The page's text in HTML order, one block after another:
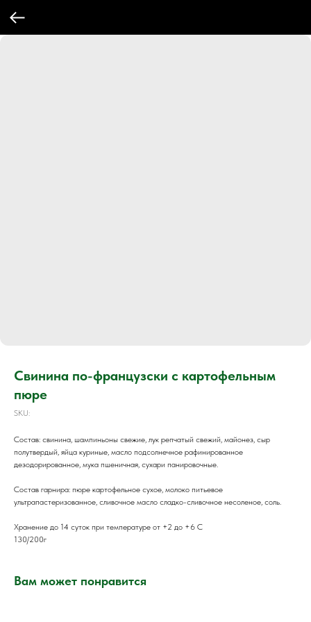
Свинина по-французски с картофельным
пюре
SKU:
Состав: свинина, шампиньоны свежие, лук репчатый свежий, майонез, сыр
полутвердый, яйца куриные, масло подсолнечное рафинированное
дезодорированное, мука пшеничная, сухари панировочные.
Состав гарнира: пюре картофельное сухое, молоко питьевое
ультрапастеризованное, сливочное масло сладко-сливочное несоленое, соль.
Хранение до 14 суток при температуре от +2 до +6 С
130/200г
Вам может понравится